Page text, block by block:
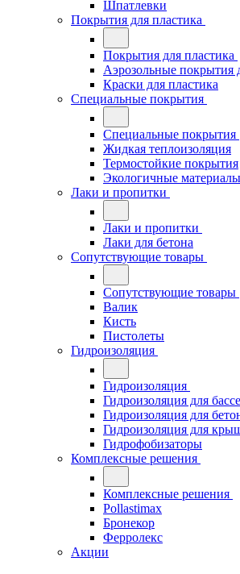
Шпатлевки
Покрытия для пластика
Покрытия для пластика
Аэрозольные покрытия
Краски для пластика
Специальные покрытия
Специальные покрытия
Жидкая теплоизоляция
Термостойкие покрытия
Экологичные материалы
Лаки и пропитки
Лаки и пропитки
Лаки для бетона
Сопутствующие товары
Сопутствующие товары
Валик
Кисть
Пистолеты
Гидроизоляция
Гидроизоляция
Гидроизоляция для
Гидроизоляция для
Гидроизоляция для
Гидрофобизаторы
Комплексные решения
Комплексные решения
Pollastimax
Бронекор
Ферролекс
Акции